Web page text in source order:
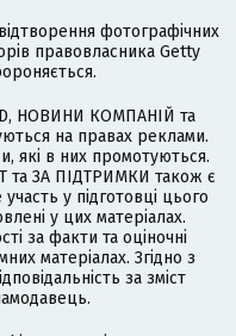
фотографічних
правовласника Getty
НОВИНИ КОМПАНІЙ та
на правах реклами.
які в них промотуються.
та ЗА ПІДТРИМКИ також є
у підготовці цього
у цих матеріалах.
за факти та оціночні
матеріалах. Згідно з
за зміст